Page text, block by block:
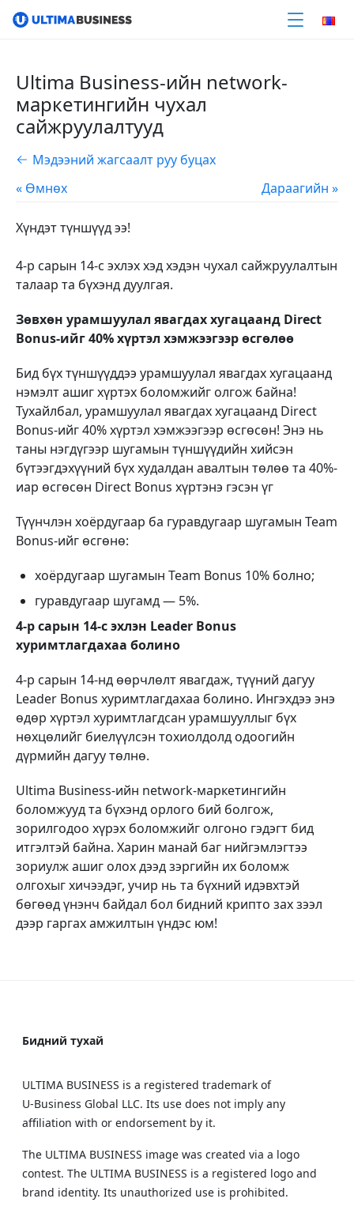
Ultima Business-ийн network-
маркетингийн чухал
сайжруулалтууд
Мэдээний жагсаалт руу буцах
« Өмнөх
Дараагийн »
Хүндэт түншүүд ээ!
4-р сарын 14-с эхлэх хэд хэдэн чухал сайжруулалтын
талаар та бүхэнд дуулгая.
Зөвхөн урамшуулал явагдах хугацаанд Direct
Bonus-ийг 40% хүртэл хэмжээгээрөсгөлөө
Бид бүх түншүүддээ урамшуулал явагдах хугацаанд
нэмэлт ашиг хүртэх боломжийг олгож байна!
Тухайлбал, урамшуулал явагдах хугацаанд Direct
Bonus-ийг 40% хүртэл хэмжээгээр өсгөсөн! Энэ нь
таны нэгдүгээр шугамын түншүүдийн хийсэн
бүтээгдэхүүний бүх худалдан авалтын төлөө та 40%-
иар өсгөсөн Direct Bonus хүртэнэ гэсэн үг
Түүнчлэн хоёрдугаар ба гуравдугаар шугамын Team
Bonus-ийг өсгөнө:
хоёрдугаар шугамын Team Bonus 10% болно;
гуравдугаар шугамд — 5%.
4-р сарын 14-с эхлэн Leader Bonus
хуримтлагдахаа болино
4-р сарын 14-нд өөрчлөлт явагдаж, түүний дагуу
Leader Bonus хуримтлагдахаа болино. Ингэхдээ энэ
өдөр хүртэл хуримтлагдсан урамшууллыг бүх
нөхцөлийг биелүүлсэн тохиолдолд одоогийн
дүрмийн дагуу төлнө.
Ultima Business-ийн network-маркетингийн
боломжууд та бүхэнд орлого бий болгож,
зорилгодоо хүрэх боломжийг олгоно гэдэгт бид
итгэлтэй байна. Харин манай баг нийгэмлэгтээ
зориулж ашиг олох дээд зэргийн их боломж
олгохыг хичээдэг, учир нь та бүхний идэвхтэй
бөгөөд үнэнч байдал бол бидний крипто зах зээл
дээр гаргах амжилтын үндэс юм!
Бидний тухай
ULTIMA BUSINESS is a registered trademark of
U‑Business Global LLC. Its use does not imply any
affiliation with or endorsement by it.
The ULTIMA BUSINESS image was created via a logo
contest. The ULTIMA BUSINESS is a registered logo and
brand identity. Its unauthorized use is prohibited.